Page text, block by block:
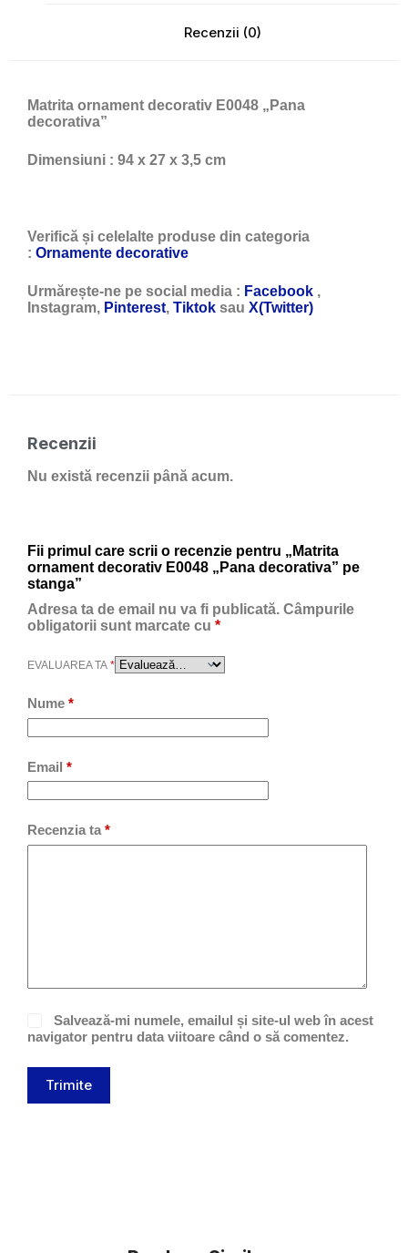
Recenzii (0)
Matrita ornament decorativ E0048 „Pana
decorativa”
Dimensiuni : 94 x 27 x 3,5 cm
Verifică și celelalte produse din categoria
: Ornamente decorative
Urmărește-ne pe social media : Facebook ,
Instagram, Pinterest, Tiktok sau X(Twitter)
Recenzii
Nu există recenzii până acum.
Fii primul care scrii o recenzie pentru „Matrita
ornament decorativ E0048 „Pana decorativa” pe
stanga”
Adresa ta de email nu va fi publicată. Câmpurile
obligatorii sunt marcate cu *
EVALUAREA TA *
Nume *
Email *
Recenzia ta *
Salvează-mi numele, emailul și site-ul web în acest
navigator pentru data viitoare când o să comentez.
Trimite